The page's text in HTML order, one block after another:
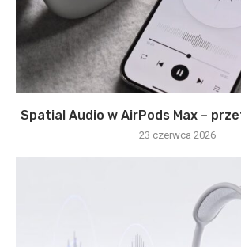
Spatial Audio w AirPods Max –
23 czerwca 2026